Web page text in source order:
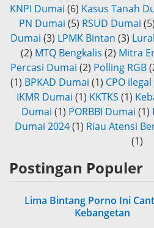
KNPI Dumai (6) Kasus Tanah
PN Dumai (5) RSUD Dumai (5)
Dumai (3) LPMK Bintan (3)
(2) MTQ Bengkalis (2) Mitra
Percasi Dumai (2) Polling RGB
(1) BPKAD Dumai (1) CPO ilegal
IKMR Dumai (1) KKTKS (1)
Dumai (1) PORBBI Dumai (1)
Dumai 2024(1) Riau Atensi
(1)
Postingan Populer
Lima Bintang Porno Ini
Kebangetan